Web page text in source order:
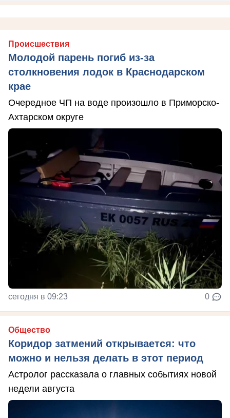
Происшествия
Молодой парень погиб из-за
столкновения лодок в Краснодарском
крае
Очередное ЧП на воде произошло в Приморско-
Ахтарском округе
сегодня в 09:23 0
Общество
Коридор затмений открывается: что
можно и нельзя делать в этот период
Астролог рассказала о главных событиях новой
недели августа